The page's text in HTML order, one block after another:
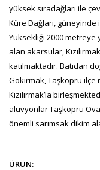
yüksek sıradağları ile
Küre Dağları, güneyinde
Yüksekliği 2000 metreye
alan akarsular,
katılmaktadır. Batıdan
Gökırmak, Taşköprü
Kızılırmak’la
alüvyonlar Taşköprü
önemli sarımsak dikim
ÜRÜN: